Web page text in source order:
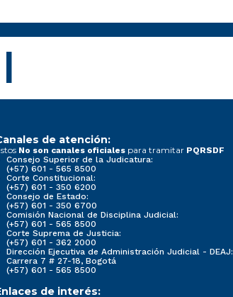
de atención:
No son canales oficiales para tramitar PQRSDF
Consejo Superior de la Judicatura:
(+57) 601 - 565 8500
Corte Constitucional:
(+57) 601 - 350 6200
Consejo de Estado:
(+57) 601 - 350 6700
Comisión Nacional de Disciplina Judicial:
(+57) 601 - 565 8500
Corte Suprema de Justicia:
(+57) 601 - 362 2000
Dirección Ejecutiva de Administración Judicial - DEAJ:
Carrera 7 # 27-18, Bogotá
(+57) 601 - 565 8500
de interés: